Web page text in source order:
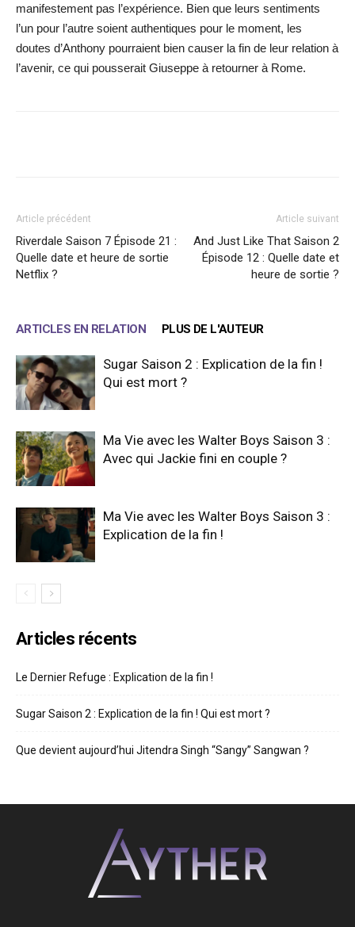
manifestement pas l’expérience. Bien que leurs sentiments
l’un pour l’autre soient authentiques pour le moment, les
doutes d’Anthony pourraient bien causer la fin de leur relation à
l’avenir, ce qui pousserait Giuseppe à retourner à Rome.
Article précédent
Riverdale Saison 7 Épisode 21 :
Quelle date et heure de sortie
Netflix ?
Article suivant
And Just Like That Saison 2
Épisode 12 : Quelle date et
heure de sortie ?
ARTICLES EN RELATION PLUS DE L'AUTEUR
Sugar Saison 2 : Explication de la fin !
Qui est mort ?
Ma Vie avec les Walter Boys Saison 3 :
Avec qui Jackie fini en couple ?
Ma Vie avec les Walter Boys Saison 3 :
Explication de la fin !
Articles récents
Le Dernier Refuge : Explication de la fin !
Sugar Saison 2 : Explication de la fin ! Qui est mort ?
Que devient aujourd’hui Jitendra Singh “Sangy” Sangwan ?